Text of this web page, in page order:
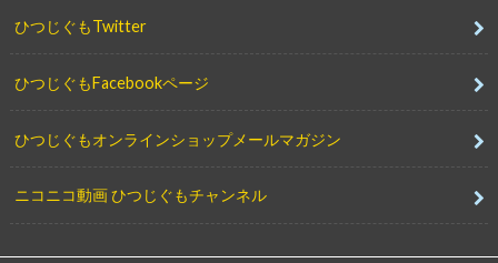
ひつじぐもTwitter
ひつじぐもFacebookページ
ひつじぐもオンラインショップメールマガジン
ニコニコ動画 ひつじぐもチャンネル